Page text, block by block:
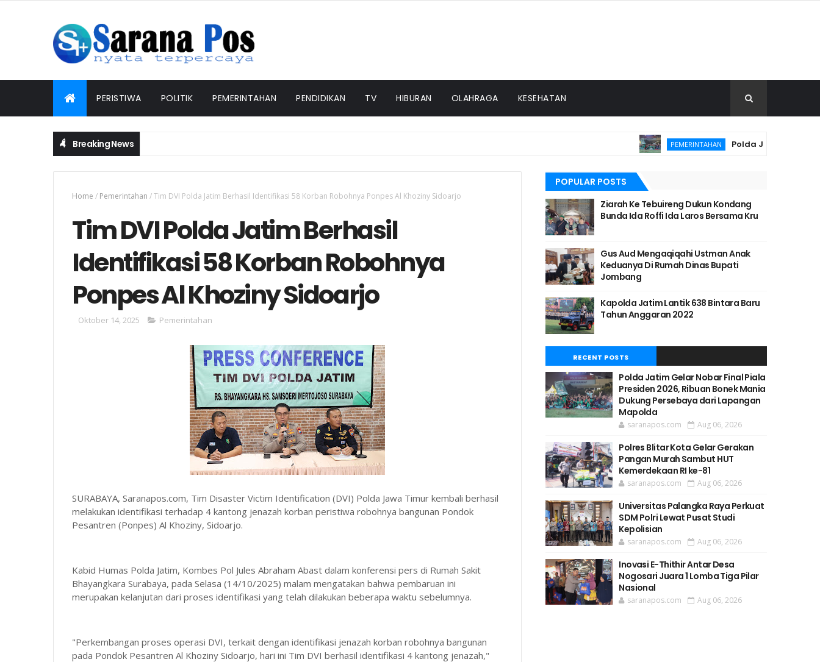
PERISTIWA POLITIK PEMERINTAHAN PENDIDIKAN TV HIBURAN OLAHRAGA KESEHATAN
Breaking News PEMERINTAHAN Polda Jatim Gelar Nobar
Home / Pemerintahan /Tim DVI Polda Jatim Berhasil Identifikasi 58 Korban Robohnya Ponpes Al Khoziny Sidoarjo
Tim DVI Polda Jatim Berhasil
Identifikasi 58 Korban Robohnya
Ponpes Al Khoziny Sidoarjo
Oktober 14, 2025 Pemerintahan
SURABAYA, Saranapos.com, Tim Disaster Victim Identification (DVI) Polda Jawa Timur kembali berhasil
melakukan identifikasi terhadap 4 kantong jenazah korban peristiwa robohnya bangunan Pondok
Pesantren (Ponpes) Al Khoziny, Sidoarjo.
Kabid Humas Polda Jatim, Kombes Pol Jules Abraham Abast dalam konferensi pers di Rumah Sakit
Bhayangkara Surabaya, pada Selasa (14/10/2025) malam mengatakan bahwa pembaruan ini
merupakan kelanjutan dari proses identifikasi yang telah dilakukan beberapa waktu sebelumnya.
"Perkembangan proses operasi DVI, terkait dengan identifikasi jenazah korban robohnya bangunan
pada Pondok Pesantren Al Khoziny Sidoarjo, hari ini Tim DVI berhasil identifikasi 4 kantong jenazah,"
POPULAR POSTS
Ziarah Ke Tebuireng Dukun Kondang
Bunda Ida Roffi Ida Laros Bersama Kru
Gus Aud Mengaqiqahi Ustman Anak
Keduanya Di Rumah Dinas Bupati
Jombang
Kapolda Jatim Lantik 638 Bintara Baru
Tahun Anggaran 2022
RECENT POSTS
Polda Jatim Gelar Nobar Final Piala
Presiden 2026, Ribuan Bonek Mania
Dukung Persebaya dari Lapangan
Mapolda
saranapos.com Aug 06, 2026
Polres Blitar Kota Gelar Gerakan
Pangan Murah Sambut HUT
Kemerdekaan RI ke-81
saranapos.com Aug 06, 2026
Universitas Palangka Raya Perkuat
SDM Polri Lewat Pusat Studi
Kepolisian
saranapos.com Aug 06, 2026
Inovasi E-Thithir Antar Desa
Nogosari Juara 1 Lomba Tiga Pilar
Nasional
saranapos.com Aug 06, 2026